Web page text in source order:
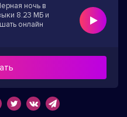
ночь в
8.23 МБ и
онлайн